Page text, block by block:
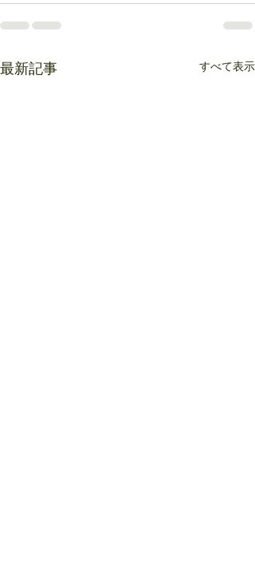
最新記事 すべて表示